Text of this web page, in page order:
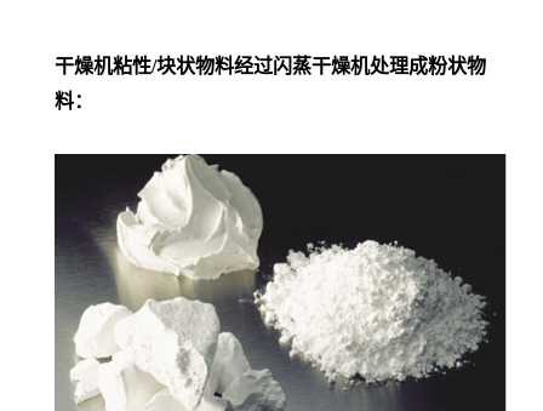
干燥机粘性/块状物料经过闪蒸干燥机处理成粉状物
料：